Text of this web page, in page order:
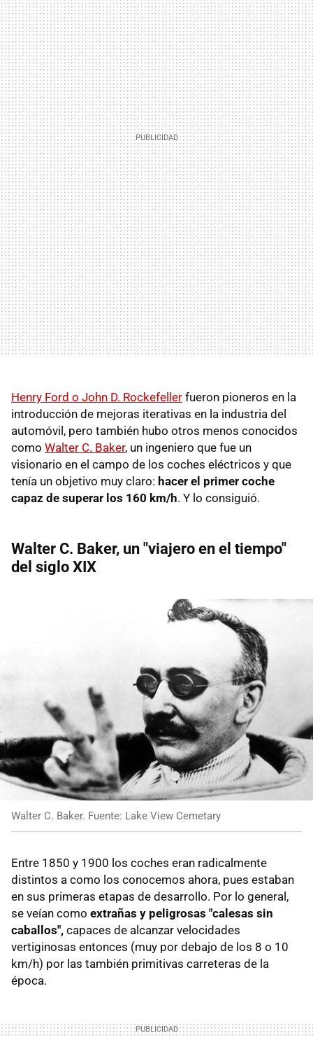
Henry Ford o John D. Rockefeller fueron pioneros en la
introducción de mejoras iterativas en la industria del
automóvil, pero también hubo otros menos conocidos
como Walter C. Baker, un ingeniero que fue un
visionario en el campo de los coches eléctricos y que
tenía un objetivo muy claro: hacer el primer coche
capaz de superar los 160 km/h. Y lo consiguió.
Walter C. Baker, un "viajero en el tiempo"
del siglo XIX
Walter C. Baker. Fuente: Lake View Cemetary
Entre 1850 y 1900 los coches eran radicalmente
distintos a como los conocemos ahora, pues estaban
en sus primeras etapas de desarrollo. Por lo general,
se veían como extrañas y peligrosas "calesas sin
caballos", capaces de alcanzar velocidades
vertiginosas entonces (muy por debajo de los 8 o 10
km/h) por las también primitivas carreteras de la
época.